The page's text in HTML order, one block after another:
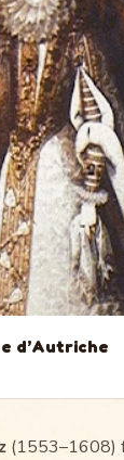
d’Autriche
(1553–1608)